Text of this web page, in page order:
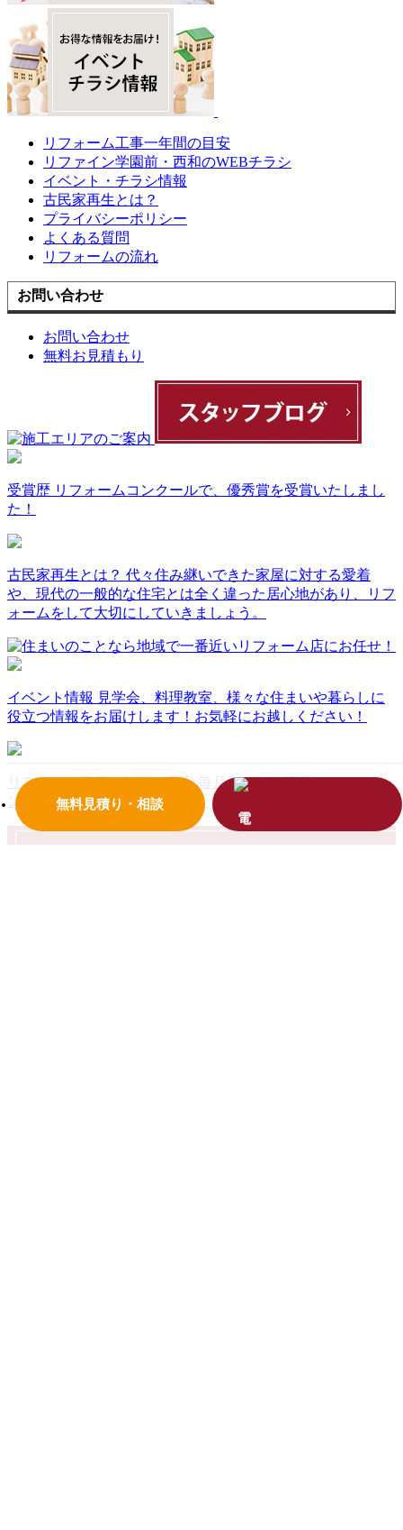
無料見積り・相談
リフォーム工事一年間の目安
リファイン学園前・西和のWEBチラシ
イベント・チラシ情報
古民家再生とは？
プライバシーポリシー
よくある質問
リフォームの流れ
お問い合わせ
お問い合わせ
無料お見積もり
受賞歴 リフォームコンクールで、優秀賞を受賞いたしまし
た！
古民家再生とは？ 代々住み継いできた家屋に対する愛着
や、現代の一般的な住宅とは全く違った居心地があり、リフ
ォームをして大切にしていきましょう。
イベント情報 見学会、料理教室、様々な住まいや暮らしに
役立つ情報をお届けします！お気軽にお越しください！
リフォーム工事一年間の目安毎月おトクな商品やメンテナ
ンス情報をご案内しています！